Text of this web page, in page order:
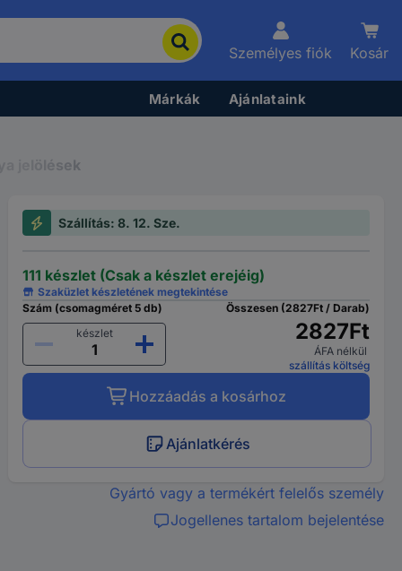
Személyes fiók Kosár
Márkák Ajánlataink
jelölések
Szállítás: 8. 12. Sze.
111 készlet (Csak a készlet erejéig)
Szaküzlet készletének megtekintése
Szám (csomagméret 5 db)
készlet
Összesen (2827Ft / Darab)
2827Ft
ÁFA nélkül
szállítás költség
Hozzáadás a kosárhoz
Ajánlatkérés
Gyártó vagy a termékért felelős személy
Jogellenes tartalom bejelentése